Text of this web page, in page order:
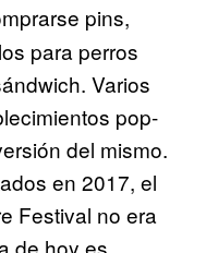
pins,
para perros
Varios
pop-
del mismo.
en 2017, el
Festival no era
de hoy es